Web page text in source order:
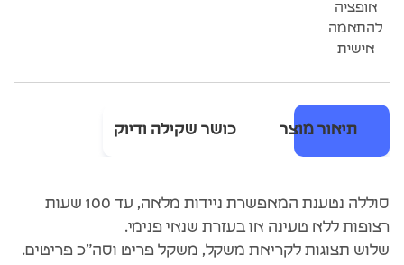
אופציה
להתאמה
אישית
תיאור מוצר כושר שקילה ודיוק
סוללה נטענת המאפשרת ניידות מלאה, עד 100 שעות
רצופות ללא טעינה או בעזרת שנאי פנימי.
שלוש תצוגות לקריאת משקל, משקל פריט וסה”כ פריטים.